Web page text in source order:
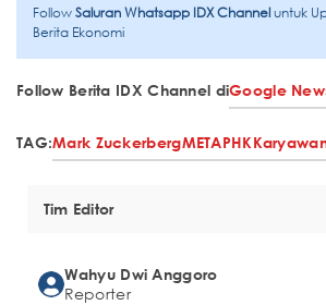
FollowSaluran Whatsapp IDX Channeluntuk
Berita Ekonomi
Follow Berita IDX Channel diGoogle
TAG:Mark ZuckerbergMETAPHK
Tim Editor
Wahyu Dwi Anggoro
Reporter